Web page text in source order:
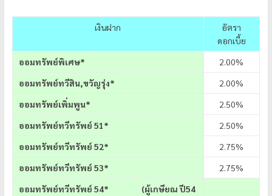
เงินฝาก
อัตรา
ดอกเบี้ย
ออมทรัพย์พิเศษ*
2.00%
ออมทรัพย์ทวีสิน,ขวัญรุ่ง*
2.00%
ออมทรัพย์เพิ่มพูน*
2.50%
ออมทรัพย์ทวีทรัพย์ 51*
2.50%
ออมทรัพย์ทวีทรัพย์ 52*
2.75%
ออมทรัพย์ทวีทรัพย์ 53*
2.75%
ออมทรัพย์ทวีทรัพย์ 54* (ผู้เกษียณ ปี54